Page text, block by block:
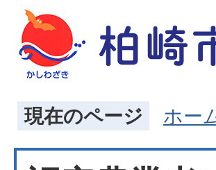
現在のページ ホー